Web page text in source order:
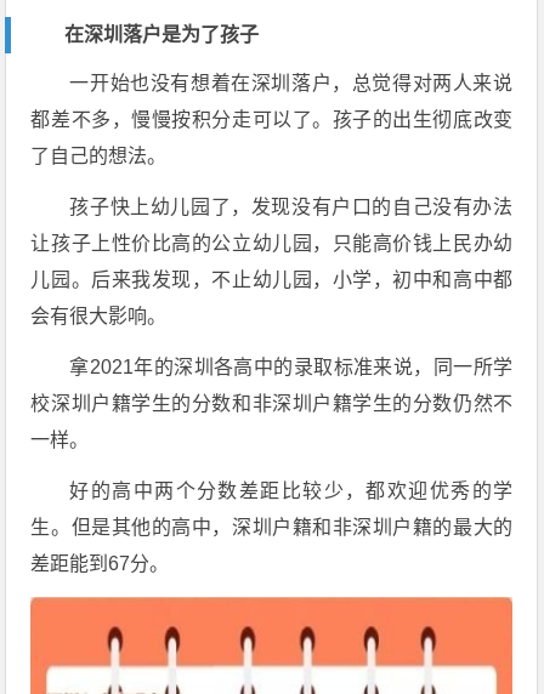
在深圳落户是为了孩子
一开始也没有想着在深圳落户，总觉得对两人来说
都差不多，慢慢按积分走可以了。孩子的出生彻底改变
了自己的想法。
孩子快上幼儿园了，发现没有户口的自己没有办法
让孩子上性价比高的公立幼儿园，只能高价钱上民办幼
儿园。后来我发现，不止幼儿园，小学，初中和高中都
会有很大影响。
拿2021年的深圳各高中的录取标准来说，同一所学
校深圳户籍学生的分数和非深圳户籍学生的分数仍然不
一样。
好的高中两个分数差距比较少，都欢迎优秀的学
生。但是其他的高中，深圳户籍和非深圳户籍的最大的
差距能到67分。